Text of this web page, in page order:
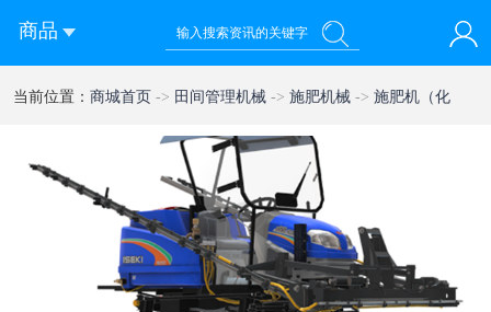
商品
您好！欢迎来到西部农机网
当前位置： 商城首页 -> 田间管理机械 -> 施肥机械 -> 施肥机（化